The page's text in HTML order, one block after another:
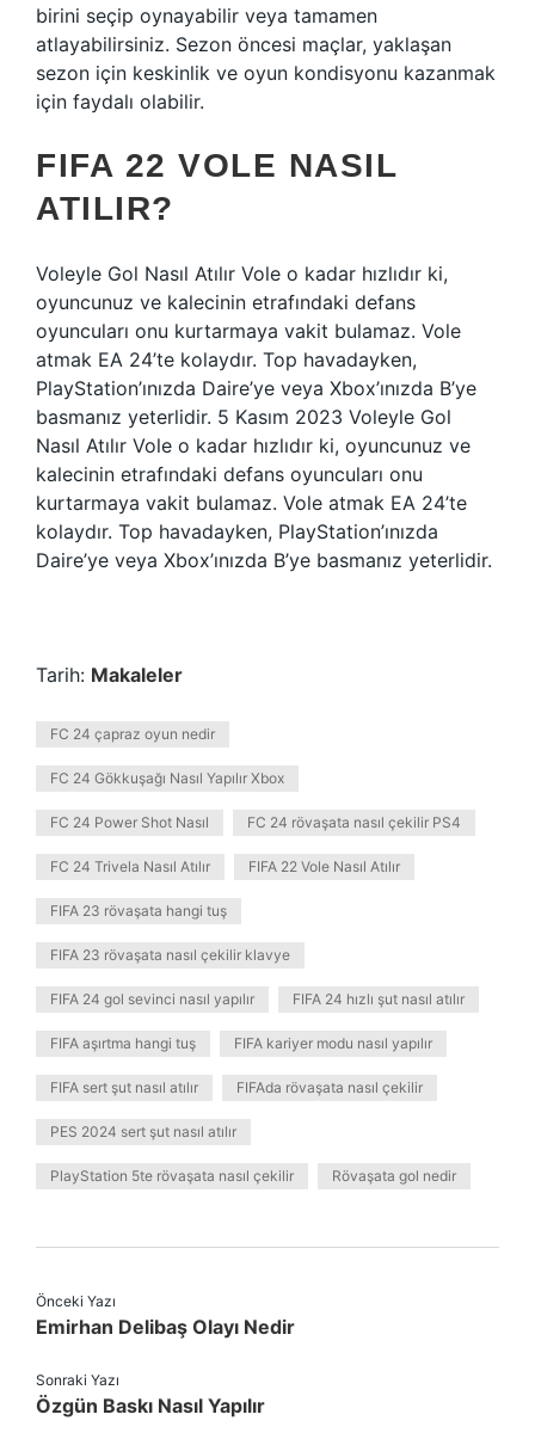
birini seçip oynayabilir veya tamamen
atlayabilirsiniz. Sezon öncesi maçlar, yaklaşan
sezon için keskinlik ve oyun kondisyonu kazanmak
için faydalı olabilir.
FIFA 22 VOLE NASIL
ATILIR?
Voleyle Gol Nasıl Atılır Vole o kadar hızlıdır ki,
oyuncunuz ve kalecinin etrafındaki defans
oyuncuları onu kurtarmaya vakit bulamaz. Vole
atmak EA 24’te kolaydır. Top havadayken,
PlayStation’ınızda Daire’ye veya Xbox’ınızda B’ye
basmanız yeterlidir. 5 Kasım 2023 Voleyle Gol
Nasıl Atılır Vole o kadar hızlıdır ki, oyuncunuz ve
kalecinin etrafındaki defans oyuncuları onu
kurtarmaya vakit bulamaz. Vole atmak EA 24’te
kolaydır. Top havadayken, PlayStation’ınızda
Daire’ye veya Xbox’ınızda B’ye basmanız yeterlidir.
Tarih: Makaleler
FC 24 çapraz oyun nedir
FC 24 Gökkuşağı Nasıl Yapılır Xbox
FC 24 Power Shot Nasıl FC 24 rövaşata nasıl çekilir PS4
FC 24 Trivela Nasıl Atılır FIFA 22 Vole Nasıl Atılır
FIFA 23 rövaşata hangi tuş
FIFA 23 rövaşata nasıl çekilir klavye
FIFA 24 gol sevinci nasıl yapılır FIFA 24 hızlı şut nasıl atılır
FIFA aşırtma hangi tuş FIFA kariyer modu nasıl yapılır
FIFA sert şut nasıl atılır FIFAda rövaşata nasıl çekilir
PES 2024 sert şut nasıl atılır
PlayStation 5te rövaşata nasıl çekilir Rövaşata gol nedir
Önceki Yazı
Emirhan Delibaş Olayı Nedir
Sonraki Yazı
Özgün Baskı Nasıl Yapılır